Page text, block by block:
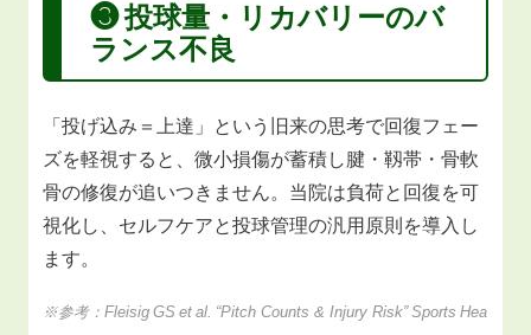
❸ 投球量・リカバリーのバ
ランス不良
「投げ込み＝上達」という旧来の思考で回復フェー
ズを軽視すると、微小損傷が蓄積し腱・靱帯・骨軟
骨の修復が追いつきません。当院は負荷と回復を可
視化し、セルフケアと投球管理の汎用原則を導入し
ます。
※参考：Fleisig GS et al. “Pitch Counts & Injury Risk” Sports Hea